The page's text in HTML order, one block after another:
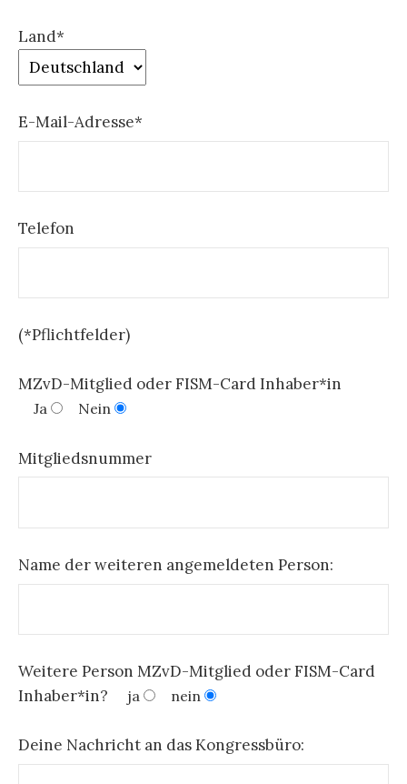
Land*
E-Mail-Adresse*
Telefon
(*Pflichtfelder)
MZvD-Mitglied oder FISM-Card Inhaber*in
Ja Nein
Mitgliedsnummer
Name der weiteren angemeldeten Person:
Weitere Person MZvD-Mitglied oder FISM-Card
Inhaber*in?
ja nein
Deine Nachricht an das Kongressbüro: